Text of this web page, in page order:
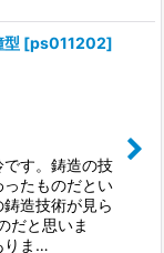
[ps011202]
す。鋳造の技
たものだとい
造技術が見ら
だと思いま
りま…